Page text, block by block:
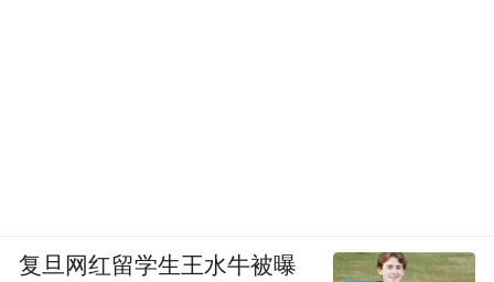
复旦网红留学生王水牛被曝